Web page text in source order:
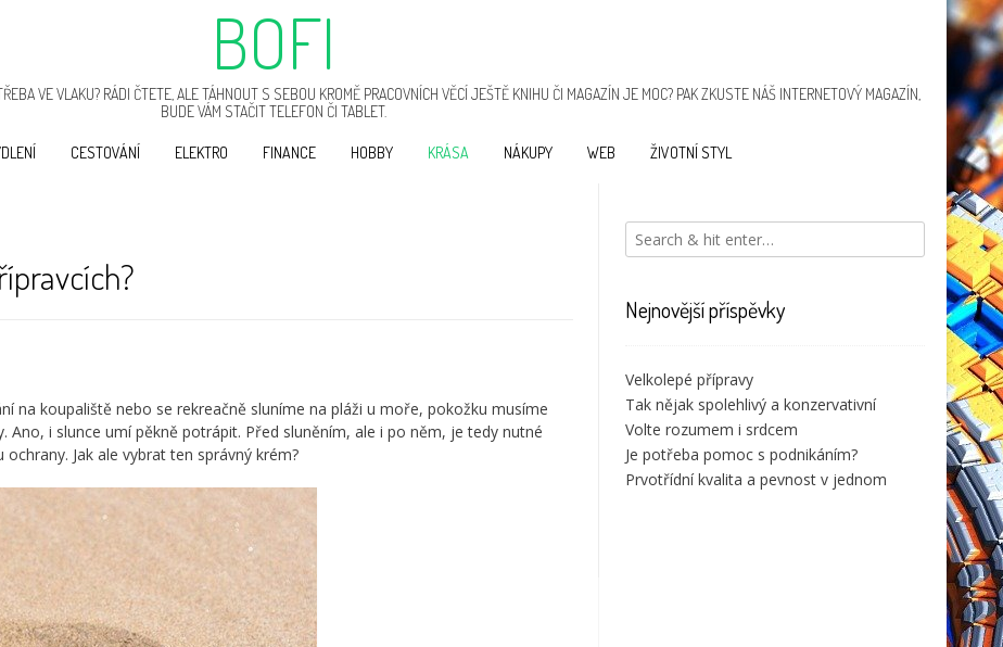
BOFI
VE VLAKU? RÁDI ČTETE, ALE TÁHNOUT S SEBOU KROMĚ PRACOVNÍCH VĚCÍ JEŠTĚ KNIHU ČI MAGAZÍN JE MOC? PAK ZKUSTE NÁŠ INTERNETOVÝ MAGAZÍN,
BUDE VÁM STAČIT TELEFON ČI TABLET.
CESTOVÁNÍ ELEKTRO FINANCE HOBBY KRÁSA NÁKUPY WEB ŽIVOTNÍ STYL
na koupaliště nebo se rekreačně sluníme na pláži u moře, pokožku musíme
Ano, i slunce umí pěkně potrápit. Před sluněním, ale i po něm, je tedy nutné
Jak ale vybrat ten správný krém?
příspěvekerekce není
Nejnovější příspěvky
Velkolepé přípravy
Tak nějak spolehlivý a konzervativní
Volte rozumem i srdcem
Je potřeba pomoc s podnikáním?
Prvotřídní kvalita a pevnost v jednom